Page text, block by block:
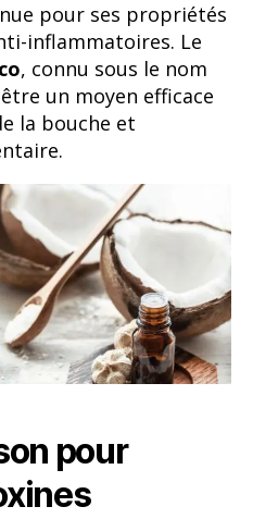
pour ses propriétés
inflammatoires. Le
, connu sous le nom
un moyen efficace
la bouche et
pour